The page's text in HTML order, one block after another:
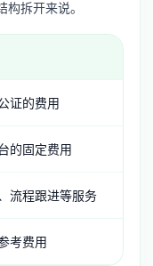
拆开来说。
证的费用
的固定费用
流程跟进等服务
考费用